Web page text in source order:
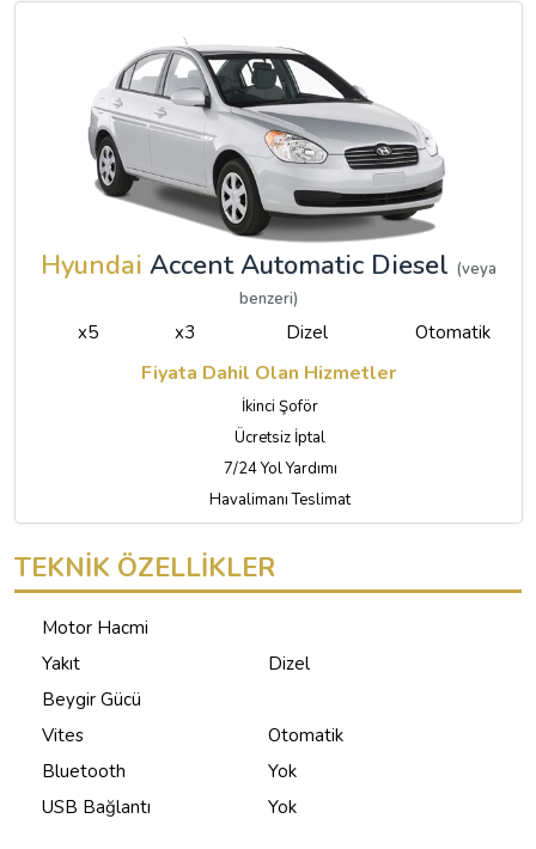
Hyundai Accent Automatic Diesel (veya
benzeri)
x5 x3 Dizel Otomatik
Fiyata Dahil Olan Hizmetler
İkinci Şoför
Ücretsiz İptal
7/24 Yol Yardımı
Havalimanı Teslimat
TEKNİK ÖZELLİKLER
Motor Hacmi
Yakıt
Dizel
Beygir Gücü
Vites
Otomatik
Bluetooth
Yok
USB Bağlantı
Yok